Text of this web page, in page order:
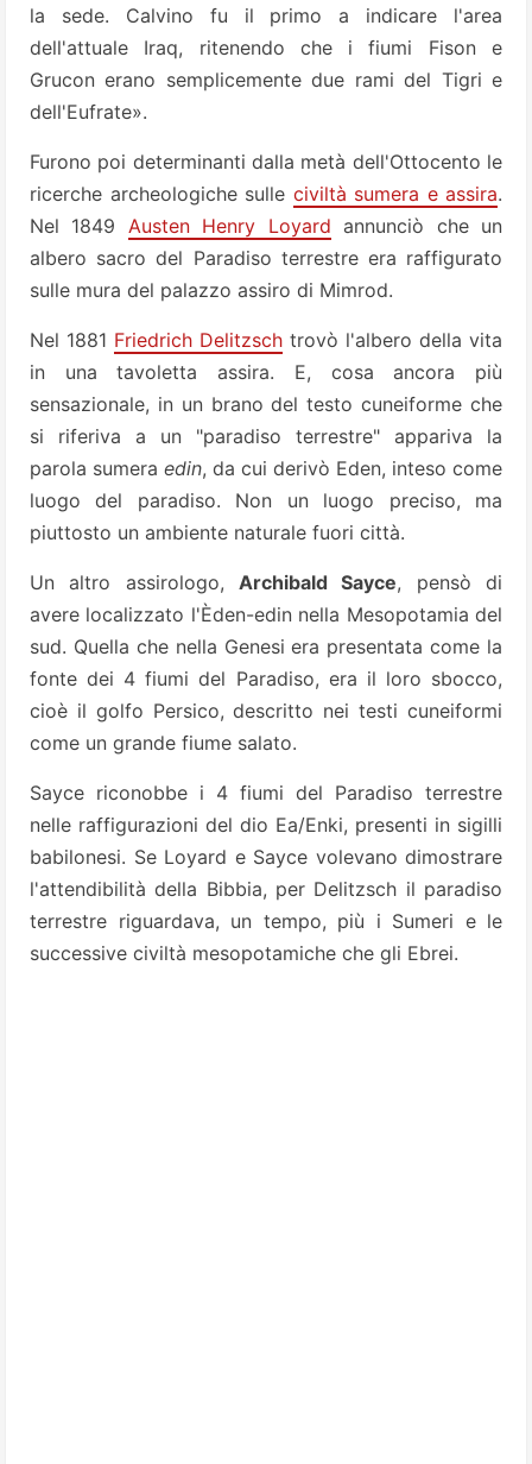
la sede. Calvino fu il primo a indicare l'area
dell'attuale Iraq, ritenendo che i fiumi Fison e
Grucon erano semplicemente due rami del Tigri e
dell'Eufrate».
Furono poi determinanti dalla metà dell'Ottocento le
ricerche archeologiche sulle civiltà sumera e assira.
Nel 1849 Austen Henry Loyard annunciò che un
albero sacro del Paradiso terrestre era raffigurato
sulle mura del palazzo assiro di Mimrod.
Nel 1881 Friedrich Delitzsch trovò l'albero della vita
in una tavoletta assira. E, cosa ancora più
sensazionale, in un brano del testo cuneiforme che
si riferiva a un "paradiso terrestre" appariva la
parola sumera edin, da cui derivò Eden, inteso come
luogo del paradiso. Non un luogo preciso, ma
piuttosto un ambiente naturale fuori città.
Un altro assirologo, Archibald Sayce, pensò di
avere localizzato l'Èden-edin nella Mesopotamia del
sud. Quella che nella Genesi era presentata come la
fonte dei 4 fiumi del Paradiso, era il loro sbocco,
cioè il golfo Persico, descritto nei testi cuneiformi
come un grande fiume salato.
Sayce riconobbe i 4 fiumi del Paradiso terrestre
nelle raffigurazioni del dio Ea/Enki, presenti in sigilli
babilonesi. Se Loyard e Sayce volevano dimostrare
l'attendibilità della Bibbia, per Delitzsch il paradiso
terrestre riguardava, un tempo, più i Sumeri e le
successive civiltà mesopotamiche che gli Ebrei.